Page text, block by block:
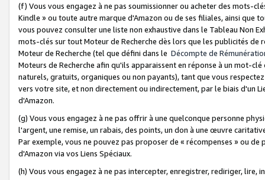
(f) Vous vous engagez à ne pas soumissionner ou acheter des mots-
Kindle » ou toute autre marque d'Amazon ou de ses filiales, ainsi que
vous pouvez consulter une liste non exhaustive dans le Tableau Non
mots-clés sur tout Moteur de Recherche dès lors que les publicités de
Moteur de Recherche (tel que défini dans le Décompte de
Moteurs de Recherche afin qu'ils apparaissent en réponse à un mot-
naturels, gratuits, organiques ou non payants), tant que vous
vers votre site, et non directement ou indirectement, par le biais d'un
d'Amazon.
(g) Vous vous engagez à ne pas offrir à une quelconque personne
l'argent, une remise, un rabais, des points, un don à une œuvre
Par exemple, vous ne pouvez pas proposer de « récompenses » ou
d'Amazon via vos Liens Spéciaux.
(h) Vous vous engagez à ne pas intercepter, enregistrer, rediriger,